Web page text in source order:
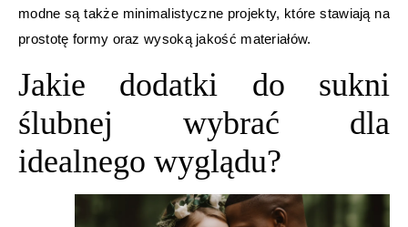
modne są także minimalistyczne projekty, które stawiają na
prostotę formy oraz wysoką jakość materiałów.
Jakie dodatki do sukni
ślubnej wybrać dla
idealnego wyglądu?